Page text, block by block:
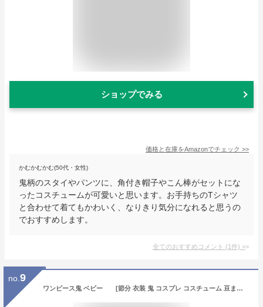
ショップでみる
価格と在庫をAmazonでチェック >>
かむかむかむ(50代・女性)
鬼柄のスタイやパンツに、角付き帽子やこん棒がセットにな
ったコスチュームが可愛いと思います。お手持ちのTシャツ
と合わせて着てもかわいく、なりきり気分になれると思うの
でおすすめします。
全てのおすすめコメント (1件) >
no. 9
ワンピース鬼 ベビー [節分 衣装 鬼 コスプレ コスチューム 豆まき イベント なりきり 赤ちゃん ベビー 子供用 舞台劇 演劇 悪役 時代劇 仮装]【A-2064_901525(899266)】